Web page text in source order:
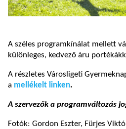
A széles programkínálat mellett
különleges, kedvező áru
A részletes Városligeti
a mellékelt linken.
A szervezők a programváltozás
Fotók: Gordon Eszter, Fürjes